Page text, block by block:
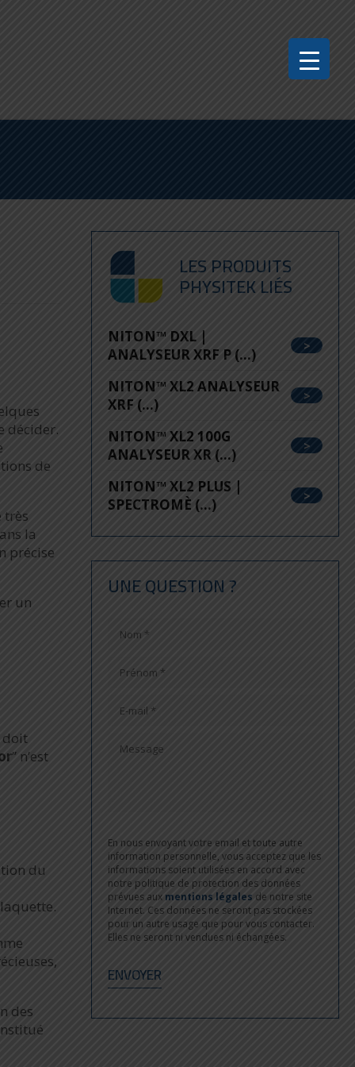
décider.
de
très
la
précise
un
doit
” n’est
du
des
LES PRODUITS
PHYSITEK LIÉS
NITON™ DXL |
ANALYSEUR XRF P (...)
NITON™ XL2 ANALYSEUR
XRF (...)
NITON™ XL2 100G
ANALYSEUR XR (...)
NITON™ XL2 PLUS |
SPECTROMÈ (...)
UNE QUESTION ?
En nous envoyant votre email et toute autre
information personnelle, vous acceptez que les
informations soient utilisées en accord avec
notre politique de protection des données
prévues aux mentions légales de notre site
Internet. Ces données ne seront pas stockées
pour un autre usage que pour vous contacter.
Elles ne seront ni vendues ni échangées.